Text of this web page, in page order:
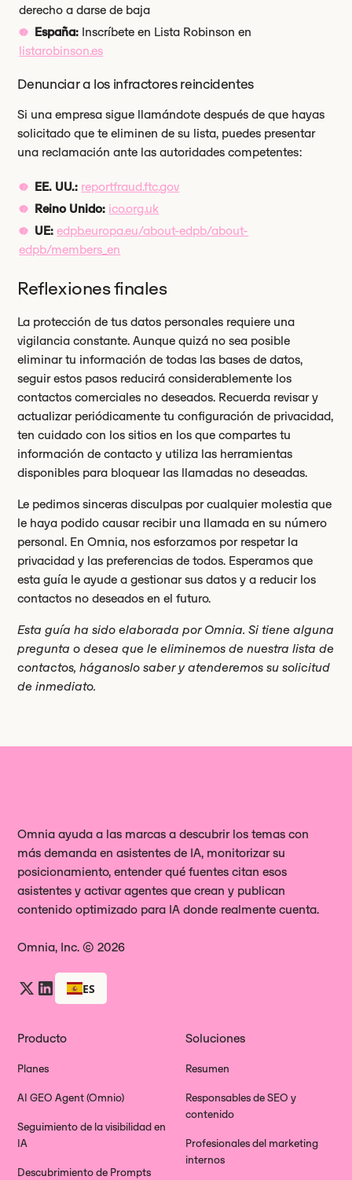
derecho a darse de baja
España: Inscríbete en Lista Robinson en
listarobinson.es
Denunciar a los infractores reincidentes
Si una empresa sigue llamándote después de que hayas
solicitado que te eliminen de su lista, puedes presentar
una reclamación ante las autoridades competentes:
EE. UU.: reportfraud.ftc.gov
Reino Unido: ico.org.uk
UE: edpb.europa.eu/about-edpb/about-
edpb/members_en
Reflexiones finales
La protección de tus datos personales requiere una
vigilancia constante. Aunque quizá no sea posible
eliminar tu información de todas las bases de datos,
seguir estos pasos reducirá considerablemente los
contactos comerciales no deseados. Recuerda revisar y
actualizar periódicamente tu configuración de privacidad,
ten cuidado con los sitios en los que compartes tu
información de contacto y utiliza las herramientas
disponibles para bloquear las llamadas no deseadas.
Le pedimos sinceras disculpas por cualquier molestia que
le haya podido causar recibir una llamada en su número
personal. En Omnia, nos esforzamos por respetar la
privacidad y las preferencias de todos. Esperamos que
esta guía le ayude a gestionar sus datos y a reducir los
contactos no deseados en el futuro.
Esta guía ha sido elaborada por Omnia. Si tiene alguna
pregunta o desea que le eliminemos de nuestra lista de
contactos, háganoslo saber y atenderemos su solicitud
de inmediato.
Omnia ayuda a las marcas a descubrir los temas con
más demanda en asistentes de IA, monitorizar su
posicionamiento, entender qué fuentes citan esos
asistentes y activar agentes que crean y publican
contenido optimizado para IA donde realmente cuenta.
Omnia, Inc. © 2026
ES
Producto
Planes
AI GEO Agent (Omnio)
Seguimiento de la visibilidad en
IA
Descubrimiento de Prompts
Soluciones
Resumen
Responsables de SEO y
contenido
Profesionales del marketing
internos